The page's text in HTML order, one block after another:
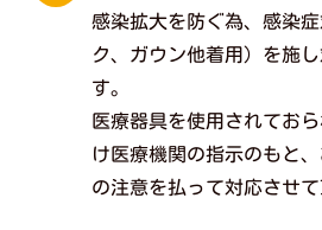
感染拡大を防ぐ為、感染
ク、ガウン他着用）を施
す。
医療器具を使用されてお
け医療機関の指示のもと
の注意を払って対応させて